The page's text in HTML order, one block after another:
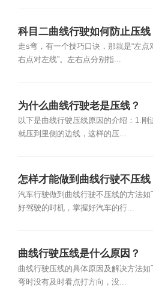
科目二曲线行驶如何防止压线
走s弯，有一个技巧口诀，那就是“左点
右点对左线”。左右点分别指...
为什么曲线行驶老是压线？
以下是曲线行驶压线原因的介绍：1.刚
就压到里侧的边线，这样的压...
怎样才能做到曲线行驶不压线
汽车行驶做到曲线行驶不压线的方法如
好驾驶的时机，掌握好汽车的行...
曲线行驶压线是什么原因？
曲线行驶压线的具体原因及解决方法如
弯时没有及时看点打方向，没...